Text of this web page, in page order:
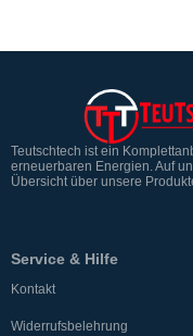
Teutschtech ist ein
erneuerbaren Energien. Auf
Übersicht über unsere
Service & Hilfe
Kontakt
Widerrufsbelehrung